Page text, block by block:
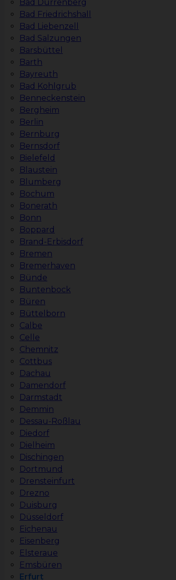
Bad Dürrenberg
Bad Friedrichshall
Bad Liebenzell
Bad Salzungen
Barsbüttel
Barth
Bayreuth
Bad Kohlgrub
Benneckenstein
Bergheim
Berlin
Bernburg
Bernsdorf
Bielefeld
Blaustein
Blumberg
Bochum
Bonerath
Bonn
Boppard
Brand-Erbisdorf
Bremen
Bremerhaven
Bünde
Buntenbock
Büren
Büttelborn
Calbe
Celle
Chemnitz
Cottbus
Dachau
Damendorf
Darmstadt
Demmin
Dessau-Roßlau
Diedorf
Dielheim
Dischingen
Dortmund
Drensteinfurt
Drezno
Duisburg
Düsseldorf
Eichenau
Eisenberg
Elsteraue
Emsbüren
Erfurt